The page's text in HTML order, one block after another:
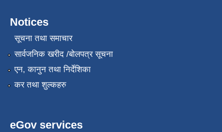
Notices
सूचना तथा समाचार
सार्वजनिक खरीद /बोलपत्र सूचना
एन, कानुन तथा निर्देशिका
कर तथा शुल्कहरु
eGov services